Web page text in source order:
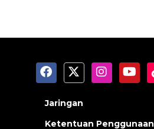
Jaringan
Ketentuan Penggunaan